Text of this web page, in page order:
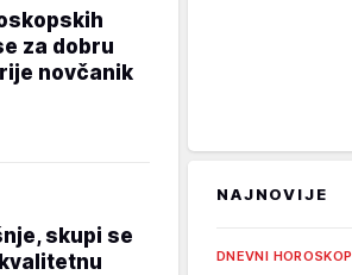
za dobru
novčanik
skupi se
NAJNOVIJE
DNEVNI HOROSKOP